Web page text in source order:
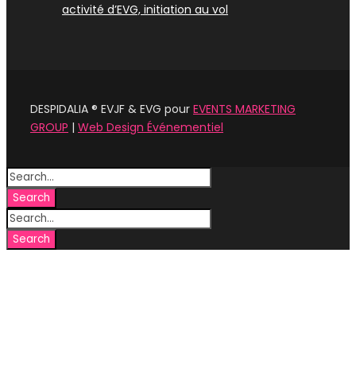
activité d’EVG, initiation au vol
DESPIDALIA ® EVJF & EVG pour EVENTS MARKETING
GROUP | Web Design Événementiel